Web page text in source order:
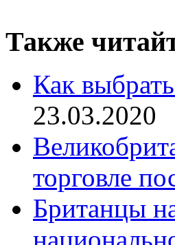
Также
Как
23.03.2020
торговле
Британцы